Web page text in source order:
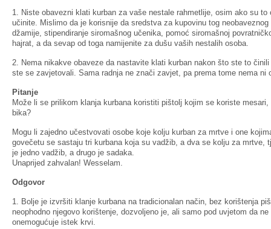
1. Niste obavezni klati kurban za vaše nestale rahmetlije, osim ako su
učinite. Mislimo da je korisnije da sredstva za kupovinu tog
džamije, stipendiranje siromašnog učenika, pomoć siromašnoj
hajrat, a da sevap od toga namijenite za dušu vaših nestalih osoba.
2. Nema nikakve obaveze da nastavite klati kurban nakon što ste to
ste se zavjetovali. Sama radnja ne znači zavjet, pa prema tome nema ni
Pitanje
Može li se prilikom klanja kurbana koristiti pištolj kojim se koriste
bika?
Mogu li zajedno učestvovati osobe koje kolju kurban za mrtve i one
govečetu se sastaju tri kurbana koja su vadžib, a dva se kolju za mrtve,
je jedno vadžib, a drugo je sadaka.
Unaprijed zahvalan! Wesselam.
Odgovor
1. Bolje je izvršiti klanje kurbana na tradicionalan način, bez korištenja
neophodno njegovo korištenje, dozvoljeno je, ali samo pod uvjetom da
onemogućuje istek krvi.